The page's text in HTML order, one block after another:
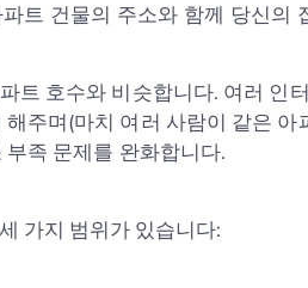
트 건물의 주소와 함께 당신의
트 호수와 비슷합니다. 여러 인
주며(마치 여러 사람이 같은
족 문제를 완화합니다.
가지 범위가 있습니다: